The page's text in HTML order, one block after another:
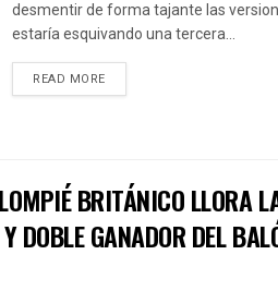
desmentir de forma tajante las
estaría esquivando una tercera...
READ MORE
BRITÁNICO LLORA
DOBLE GANADOR DEL